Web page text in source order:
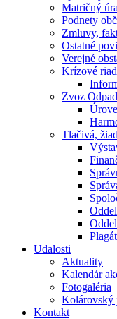
Matričný
Podnety
Zmluvy,
Ostatné
Verejné
Krízové
Zvoz
Tlačivá,
Udalosti
Aktuality
Kalendár
Fotogaléria
Kolárovský
Kontakt